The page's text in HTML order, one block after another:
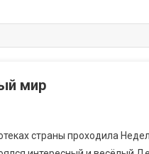
мир
страны проходила